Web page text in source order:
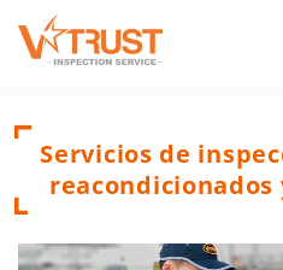
Servicios de
reacondicionados